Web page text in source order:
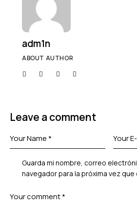
adm1n
ABOUT AUTHOR
Leave a comment
Guarda mi nombre, correo
navegador para la próxima vez que